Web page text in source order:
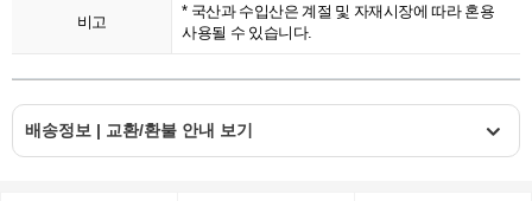
비고
* 국산과 수입산은 계절 및 자재시장에 따라 혼용
사용될 수 있습니다.
배송정보 | 교환/환불 안내 보기